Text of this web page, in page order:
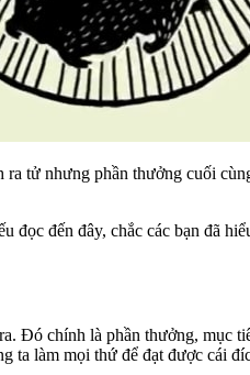
tử nhưng phần thưởng cuối
đọc đến đây, chắc các bạn đã
Đó chính là phần thưởng, mục
ta làm mọi thứ để đạt được cái